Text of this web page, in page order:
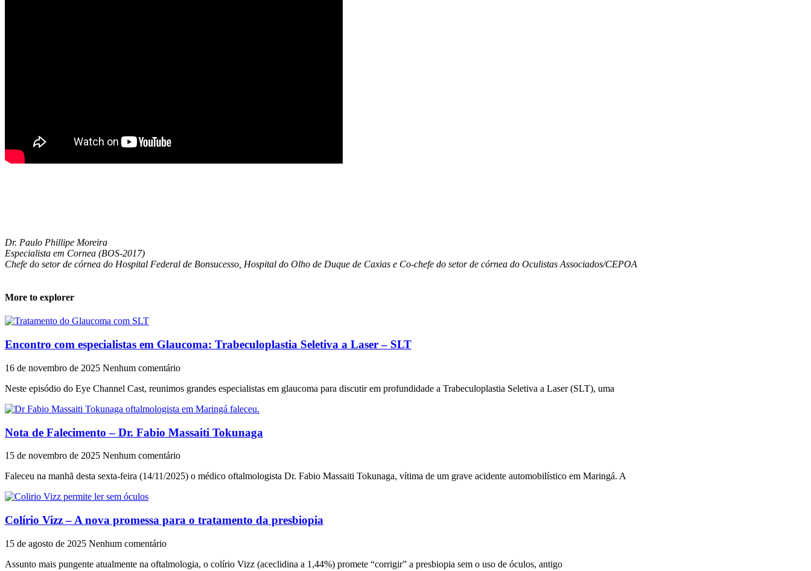
Dr. Paulo Phillipe Moreira
Especialista em Cornea (BOS-2017)
Chefe do setor de córnea do Hospital Federal de Bonsucesso, Hospital do Olho de Duque de Caxias e Co-chefe do setor de córnea do Oculistas Associados/CEPOA
More to explorer
Encontro com especialistas em Glaucoma: Trabeculoplastia Seletiva a Laser – SLT
16 de novembro de 2025 Nenhum comentário
Neste episódio do Eye Channel Cast, reunimos grandes especialistas em glaucoma para discutir em profundidade a Trabeculoplastia Seletiva a Laser (SLT), uma
Nota de Falecimento – Dr. Fabio Massaiti Tokunaga
15 de novembro de 2025 Nenhum comentário
Faleceu na manhã desta sexta-feira (14/11/2025) o médico oftalmologista Dr. Fabio Massaiti Tokunaga, vítima de um grave acidente automobilístico em Maringá. A
Colírio Vizz – A nova promessa para o tratamento da presbiopia
15 de agosto de 2025 Nenhum comentário
Assunto mais pungente atualmente na oftalmologia, o colírio Vizz (aceclidina a 1,44%) promete “corrigir” a presbiopia sem o uso de óculos, antigo